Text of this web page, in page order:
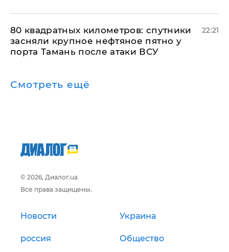
80 квадратных километров: спутники
засняли крупное нефтяное пятно у
порта Тамань после атаки ВСУ
22:21
Смотреть ещё
© 2026, Диалог.ua
Все права защищены.
Новости Украина
россия Общество